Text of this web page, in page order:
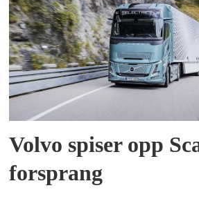
Volvo spiser opp
forsprang